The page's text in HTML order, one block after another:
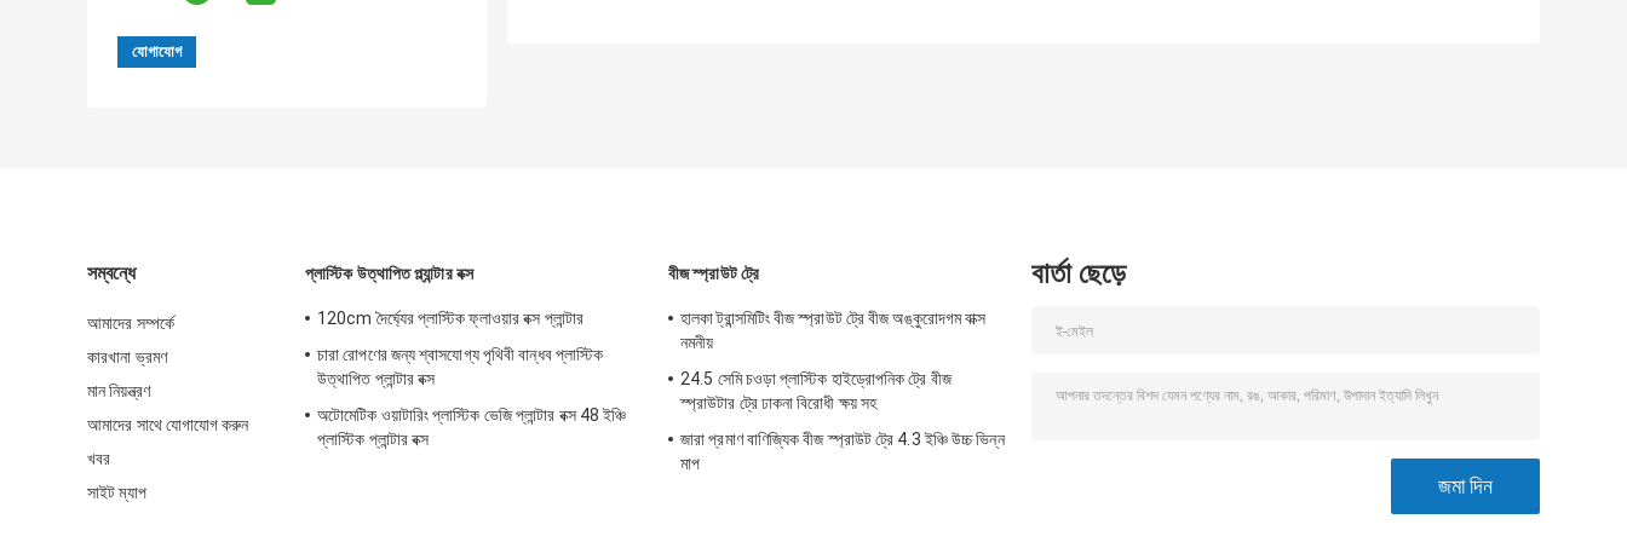
সম্বন্ধে
আমাদের সম্পর্কে
কারখানা ভ্রমণ
মান নিয়ন্ত্রণ
আমাদের সাথে যোগাযোগ করুন
খবর
সাইট ম্যাপ
প্লাস্টিক উত্থাপিত প্ল্যান্টার বক্স
120cm দৈর্ঘ্যের প্লাস্টিক ফ্লাওয়ার বক্স প্লান্টার
চারা রোপণের জন্য শ্বাসযোগ্য পৃথিবী বান্ধব প্লাস্টিক
উত্থাপিত প্লান্টার বক্স
অটোমেটিক ওয়াটারিং প্লাস্টিক ভেজি প্লান্টার বক্স 48 ইঞ্চি
প্লাস্টিক প্লান্টার বক্স
বীজ স্প্রাউট ট্রে
হালকা ট্রান্সমিটিং বীজ স্প্রাউট ট্রে বীজ অঙ্কুরোদগম বাক্স
নমনীয়
24.5 সেমি চওড়া প্লাস্টিক হাইড্রোপনিক ট্রে বীজ
স্প্রাউটার ট্রে ঢাকনা বিরোধী ক্ষয় সহ
জারা প্রমাণ বাণিজ্যিক বীজ স্প্রাউট ট্রে 4.3 ইঞ্চি উচ্চ ভিন্ন
মাপ
বার্তা ছেড়ে